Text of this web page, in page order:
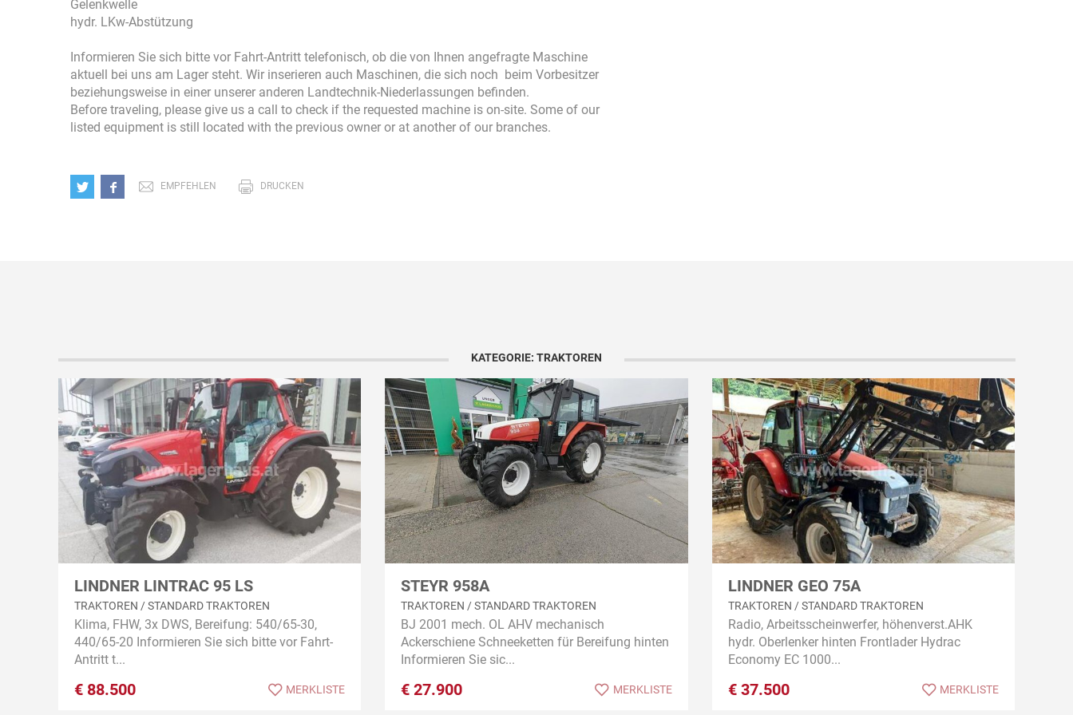
Gelenkwelle
hydr. LKw-Abstützung
Informieren Sie sich bitte vor Fahrt-Antritt telefonisch, ob die von Ihnen angefragte Maschine
aktuell bei uns am Lager steht. Wir inserieren auch Maschinen, die sich noch beim Vorbesitzer
beziehungsweise in einer unserer anderen Landtechnik-Niederlassungen befinden.
Before traveling, please give us a call to check if the requested machine is on-site. Some of our
listed equipment is still located with the previous owner or at another of our branches.
EMPFEHLEN DRUCKEN
KATEGORIE: TRAKTOREN
LINDNER LINTRAC 95 LS
TRAKTOREN / STANDARD TRAKTOREN
Klima, FHW, 3x DWS, Bereifung: 540/65-30,
440/65-20 Informieren Sie sich bitte vor Fahrt-
Antritt t...
€ 88.500 MERKLISTE
STEYR 958A
TRAKTOREN / STANDARD TRAKTOREN
BJ 2001 mech. OL AHV mechanisch
Ackerschiene Schneeketten für Bereifung hinten
Informieren Sie sic...
€ 27.900 MERKLISTE
LINDNER GEO 75A
TRAKTOREN / STANDARD TRAKTOREN
Radio, Arbeitsscheinwerfer, höhenverst.AHK
hydr. Oberlenker hinten Frontlader Hydrac
Economy EC 1000...
€ 37.500 MERKLISTE